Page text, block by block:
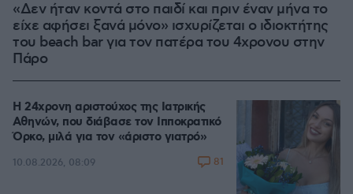
«Δεν ήταν κοντά στο παιδί και πριν έναν μήνα το
είχε αφήσει ξανά μόνο» ισχυρίζεται ο ιδιοκτήτης
του beach bar για τον πατέρα του 4χρονου στην
Πάρο
Η 24χρονη αριστούχος της Ιατρικής
Αθηνών, που διάβασε τον Ιπποκρατικό
Όρκο, μιλά για τον «άριστο γιατρό»
10.08.2026, 08:09 81